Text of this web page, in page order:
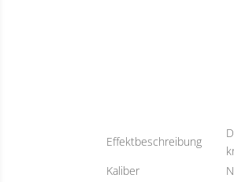
Effektbeschreibung
Kaliber